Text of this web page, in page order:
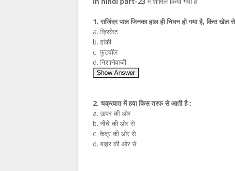
1. राजिंदर पाल जिनका हाल ही निधन हो गया है, किस खेल
a. क्रिकेट
b. हांकी
c. फुटवॉल
d. निशानेवाजी
Show Answer
2. चक्रवात में हवा किस तरफ से आती है :
a. ऊपर की ओर
b. नीचे की ओर से
c. केद्र की ओर से
d. बाहर की ओर से